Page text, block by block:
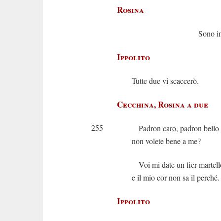
Rosina
Sono
Ippolito
Tutte due vi scaccerò.
Cecchina, Rosina a due
255
Padron caro, padron bello
non volete bene a me?
Voi mi date un fier
e il mio cor non sa il perché.
Ippolito